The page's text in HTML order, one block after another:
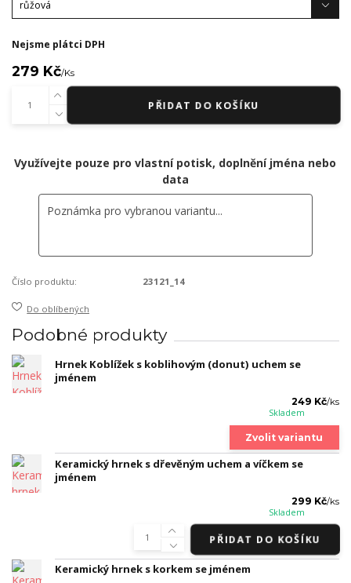
Nejsme plátci DPH
279 Kč/Ks
PŘIDAT DO KOŠÍKU
Využívejte pouze pro vlastní potisk, doplnění jména nebo
data
Číslo produktu: 23121_14
Do oblíbených
Podobné produkty
Hrnek Koblížek s koblihovým (donut) uchem se
jménem
249 Kč/ks
Skladem
Zvolit variantu
Keramický hrnek s dřevěným uchem a víčkem se
jménem
299 Kč/ks
Skladem
PŘIDAT DO KOŠÍKU
Keramický hrnek s korkem se jménem